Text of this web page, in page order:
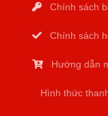
Chính sách
Chính sách
Hướng dẫn
Hình thức